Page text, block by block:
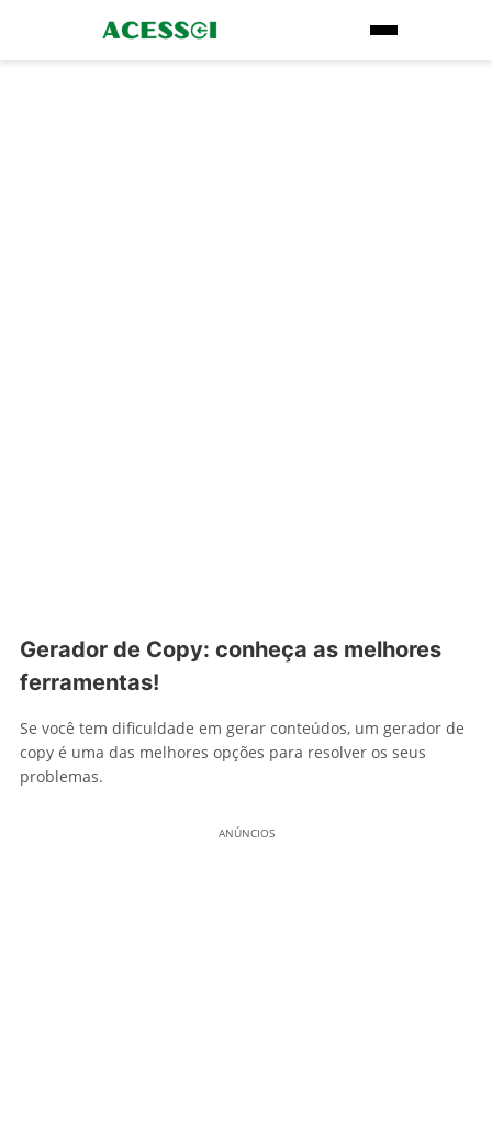
Gerador de Copy: conheça as melhores
ferramentas!
Se você tem dificuldade em gerar conteúdos, um gerador de
copy é uma das melhores opções para resolver os seus
problemas.
ANÚNCIOS